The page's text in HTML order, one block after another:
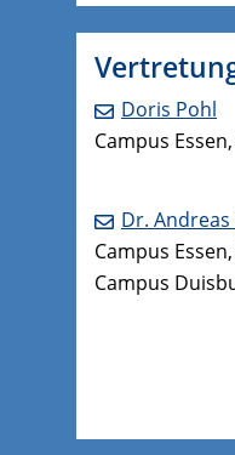
Doris Pohl
Campus
Dr.
Campus
Campus